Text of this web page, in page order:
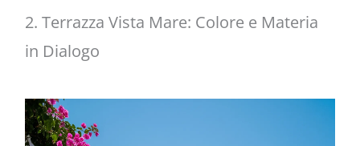
2. Terrazza Vista Mare: Colore e Materia
in Dialogo